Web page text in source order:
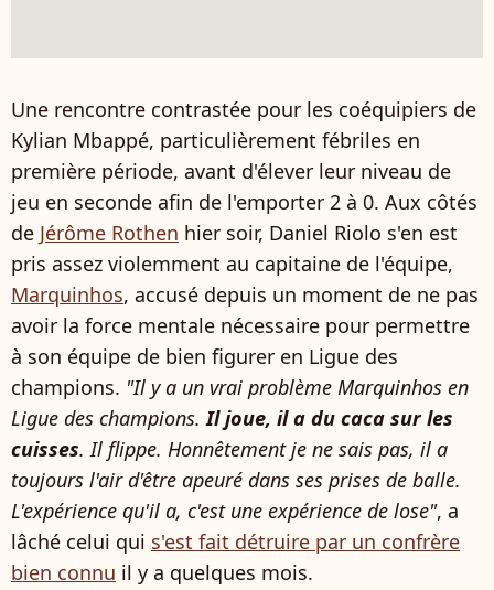
Une rencontre contrastée pour les coéquipiers de
Kylian Mbappé, particulièrement fébriles en
première période, avant d'élever leur niveau de
jeu en seconde afin de l'emporter 2 à 0. Aux côtés
de Jérôme Rothen hier soir, Daniel Riolo s'en est
pris assez violemment au capitaine de l'équipe,
Marquinhos, accusé depuis un moment de ne pas
avoir la force mentale nécessaire pour permettre
à son équipe de bien figurer en Ligue des
champions. "Il y a un vrai problème Marquinhos en
Ligue des champions.Il joue, il a du caca sur les
cuisses. Il flippe. Honnêtement je ne sais pas, il a
toujours l'air d'être apeuré dans ses prises de balle.
L'expérience qu'il a, c'est une expérience de lose", a
lâché celui qui s'est fait détruire par un confrère
bien connu il y a quelques mois.